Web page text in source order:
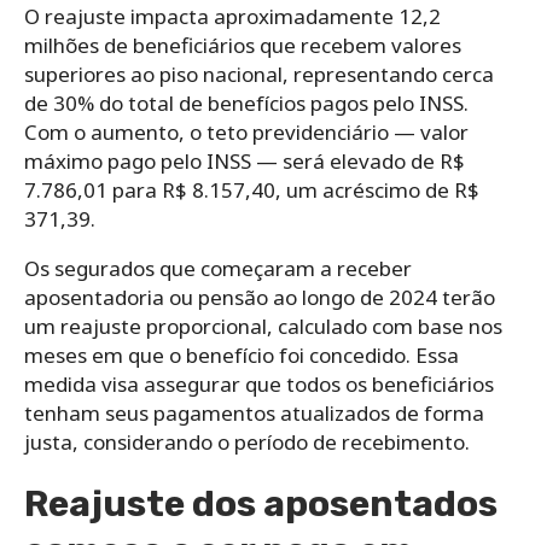
O reajuste impacta aproximadamente 12,2
milhões de beneficiários que recebem valores
superiores ao piso nacional, representando cerca
de 30% do total de benefícios pagos pelo INSS.
Com o aumento, o teto previdenciário — valor
máximo pago pelo INSS — será elevado de R$
7.786,01 para R$ 8.157,40, um acréscimo de R$
371,39.
Os segurados que começaram a receber
aposentadoria ou pensão ao longo de 2024 terão
um reajuste proporcional, calculado com base nos
meses em que o benefício foi concedido. Essa
medida visa assegurar que todos os beneficiários
tenham seus pagamentos atualizados de forma
justa, considerando o período de recebimento.
Reajuste dos aposentados